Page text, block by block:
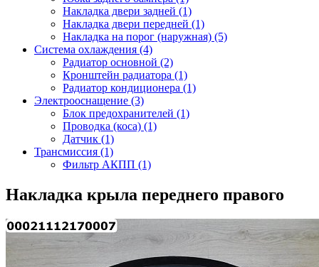
Накладка двери задней (1)
Накладка двери передней (1)
Накладка на порог (наружная) (5)
Система охлаждения (4)
Радиатор основной (2)
Кронштейн радиатора (1)
Радиатор кондиционера (1)
Электрооснащение (3)
Блок предохранителей (1)
Проводка (коса) (1)
Датчик (1)
Трансмиссия (1)
Фильтр АКПП (1)
Накладка крыла переднего правого